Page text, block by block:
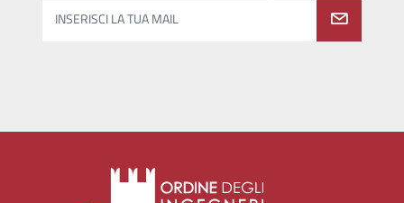
INSERISCI LA TUA MAIL